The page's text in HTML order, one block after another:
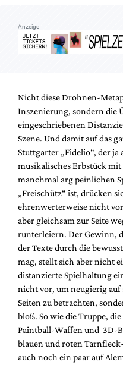
Anzeige
Nicht diese Drohnen-
Inszenierung, sondern die
eingeschriebenen
Szene. Und damit auf das
Stuttgarter „Fidelio“, der ja
musikalisches Erbstück
manchmal arg peinlichen
„Freischütz“ ist, drücken
ehrenwerterweise nicht
aber gleichsam zur Seite
runterleiern. Der Gewinn,
der Texte durch die
mag, stellt sich aber nicht
distanzierte Spielhaltung
nicht vor, um neugierig auf
Seiten zu betrachten,
bloß. So wie die Truppe,
Paintball-Waffen und 3D-
blauen und roten
auch noch ein paar auf